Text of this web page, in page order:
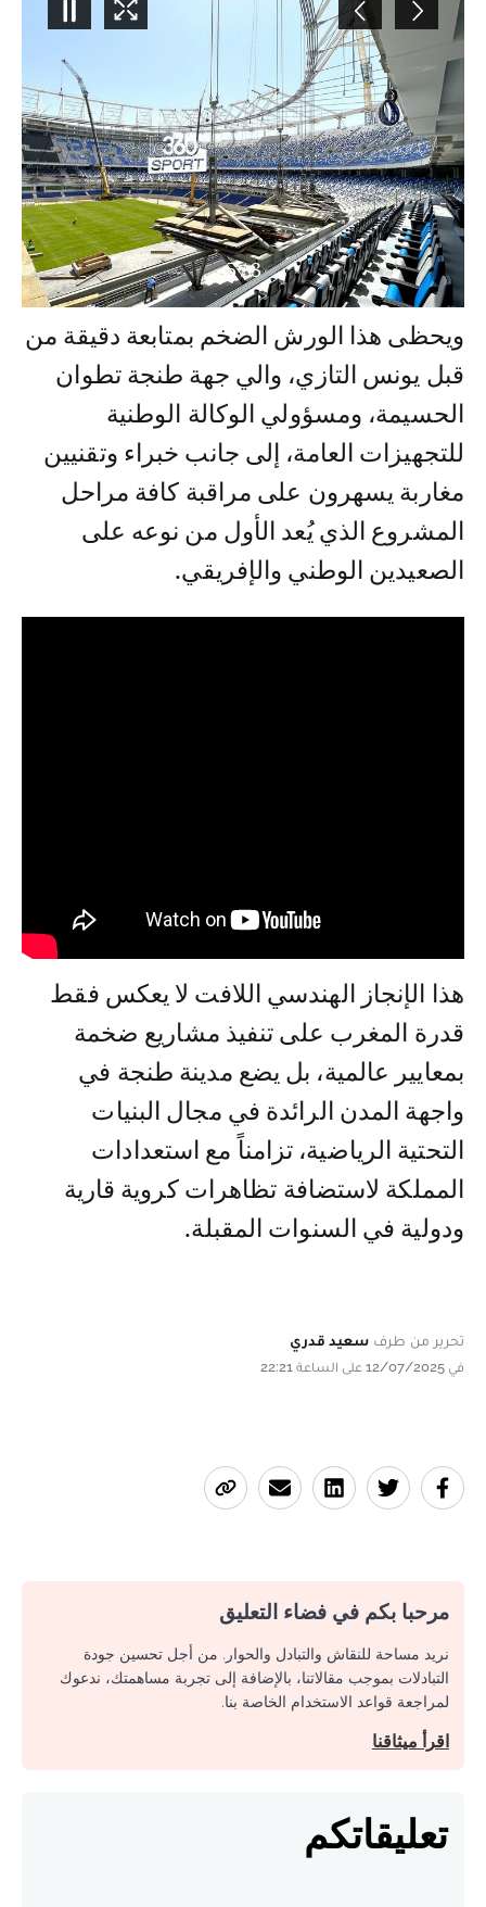
3
/
5
ويحظى هذا الورش الضخم بمتابعة دقيقة من
قبل يونس التازي، والي جهة طنجة تطوان
الحسيمة، ومسؤولي الوكالة الوطنية
للتجهيزات العامة، إلى جانب خبراء وتقنيين
مغاربة يسهرون على مراقبة كافة مراحل
المشروع الذي يُعد الأول من نوعه على
الصعيدين الوطني والإفريقي.
هذا الإنجاز الهندسي اللافت لا يعكس فقط
قدرة المغرب على تنفيذ مشاريع ضخمة
بمعايير عالمية، بل يضع مدينة طنجة في
واجهة المدن الرائدة في مجال البنيات
التحتية الرياضية، تزامناً مع استعدادات
المملكة لاستضافة تظاهرات كروية قارية
ودولية في السنوات المقبلة.
تحرير من طرف سعيد قدري
في 12/07/2025 على الساعة 22:21
مرحبا بكم في فضاء التعليق
نريد مساحة للنقاش والتبادل والحوار. من أجل تحسين جودة
التبادلات بموجب مقالاتنا، بالإضافة إلى تجربة مساهمتك، ندعوك
لمراجعة قواعد الاستخدام الخاصة بنا.
اقرأ ميثاقنا
تعليقاتكم